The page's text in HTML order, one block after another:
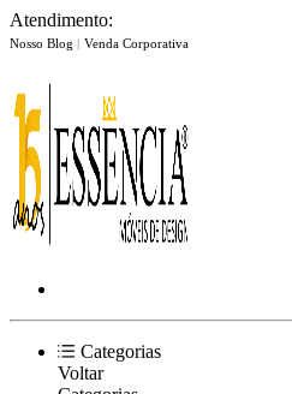
Atendimento:
Nosso Blog | Venda Corporativa
Categorias
Voltar